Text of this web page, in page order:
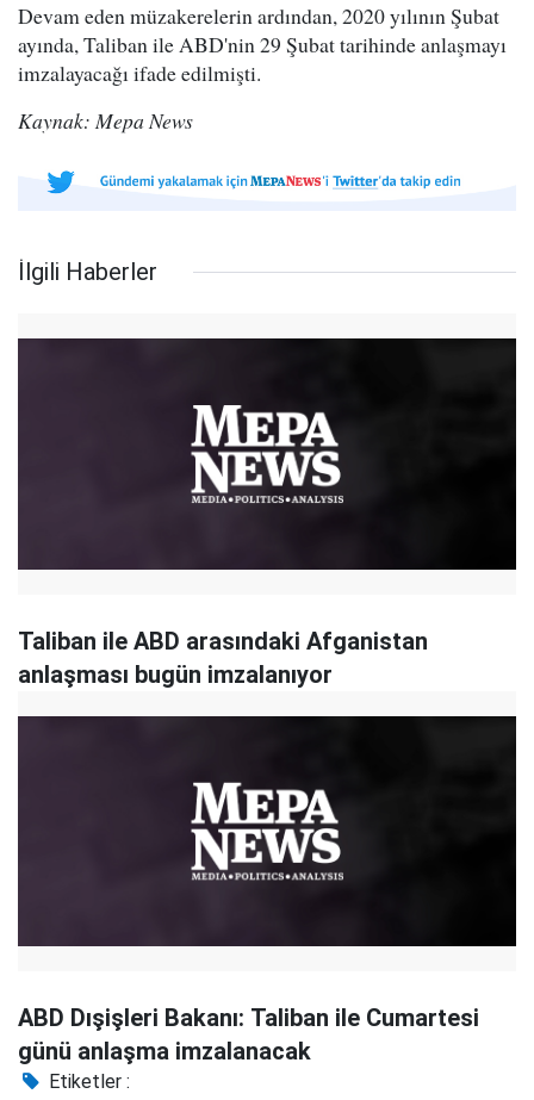
Devam eden müzakerelerin ardından, 2020 yılının Şubat
ayında, Taliban ile ABD'nin 29 Şubat tarihinde anlaşmayı
imzalayacağı ifade edilmişti.
Kaynak: Mepa News
İlgili Haberler
Taliban ile ABD arasındaki Afganistan
anlaşması bugün imzalanıyor
ABD Dışişleri Bakanı: Taliban ile Cumartesi
günü anlaşma imzalanacak
Etiketler :